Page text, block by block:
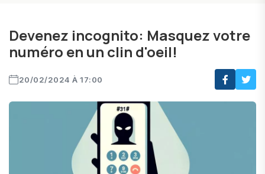
Devenez incognito: Masquez votre
numéro en un clin d'oeil!
20/02/2024 À 17:00